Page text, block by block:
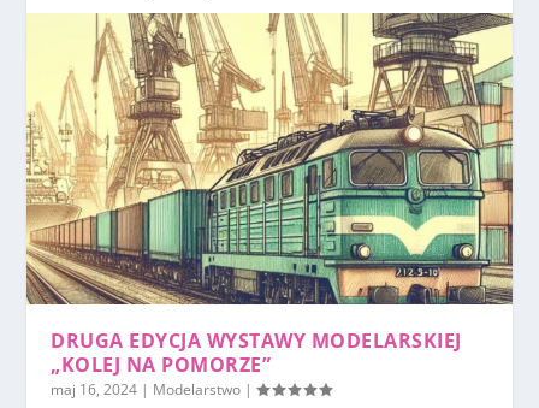
DRUGA EDYCJA WYSTAWY MODELARSKIEJ
„KOLEJ NA POMORZE”
maj 16, 2024 | Modelarstwo |